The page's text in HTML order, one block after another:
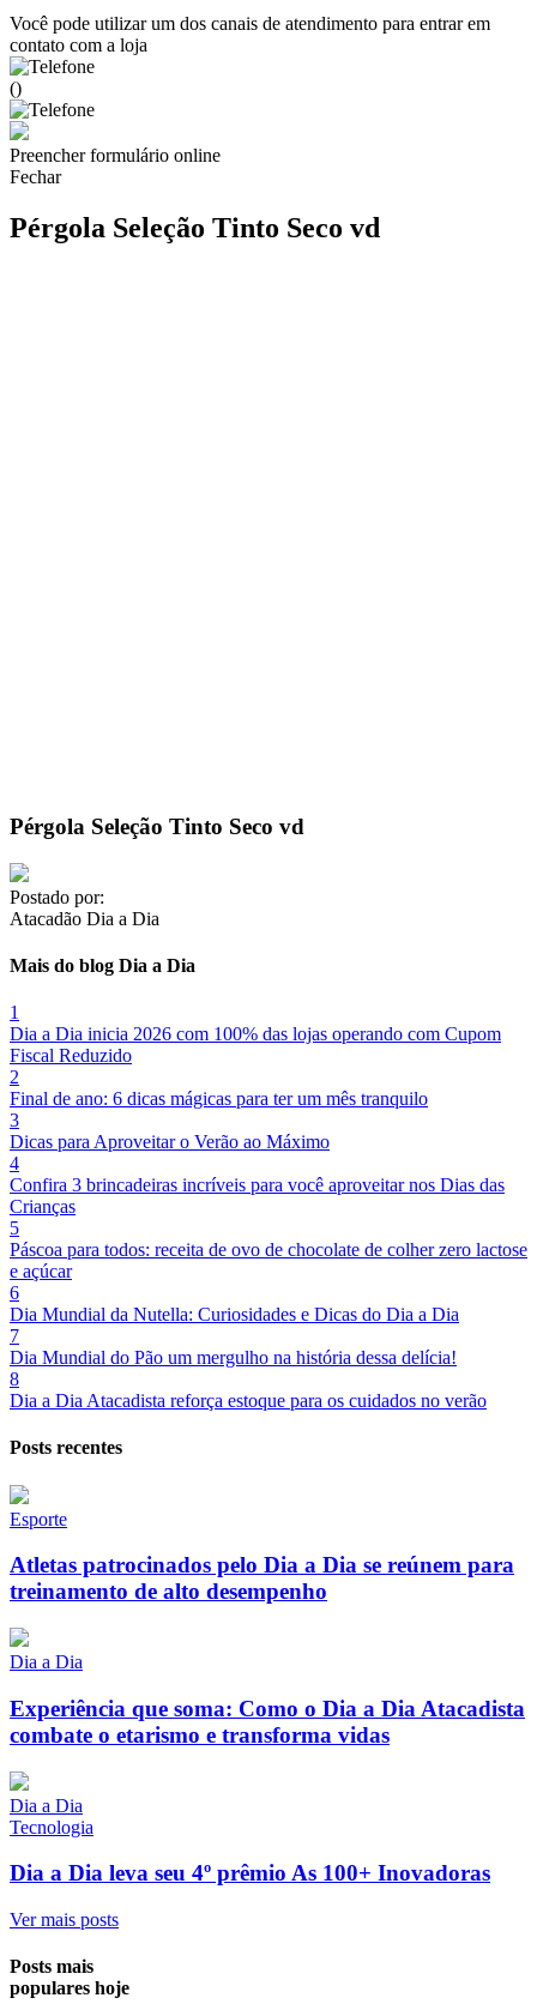
Você pode utilizar um dos canais de atendimento para entrar em
contato com a loja
()
Preencher formulário online
Fechar
Pérgola Seleção Tinto Seco vd
Pérgola Seleção Tinto Seco vd
Postado por:
Atacadão Dia a Dia
Mais do blog Dia a Dia
1
Dia a Dia inicia 2026 com 100% das lojas operando com Cupom
Fiscal Reduzido
2
Final de ano: 6 dicas mágicas para ter um mês tranquilo
3
Dicas para Aproveitar o Verão ao Máximo
4
Confira 3 brincadeiras incríveis para você aproveitar nos Dias das
Crianças
5
Páscoa para todos: receita de ovo de chocolate de colher zero lactose
e açúcar
6
Dia Mundial da Nutella: Curiosidades e Dicas do Dia a Dia
7
Dia Mundial do Pão um mergulho na história dessa delícia!
8
Dia a Dia Atacadista reforça estoque para os cuidados no verão
Posts recentes
Esporte
Atletas patrocinados pelo Dia a Dia se reúnem para
treinamento de alto desempenho
Dia a Dia
Experiência que soma: Como o Dia a Dia Atacadista
combate o etarismo e transforma vidas
Dia a Dia
Tecnologia
Dia a Dia leva seu 4º prêmio As 100+ Inovadoras
Ver mais posts
Posts mais
populares hoje